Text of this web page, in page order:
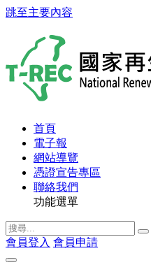
跳至主要內容
首頁
電子報
網站導覽
憑證宣告專區
聯絡我們
功能選單
會員登入 會員申請